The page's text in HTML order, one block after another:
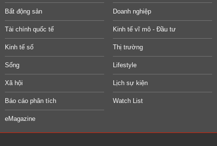
Bất động sản Doanh nghiệp
Tài chính quốc tế Kinh tế vĩ mô - Đầu tư
Kinh tế số Thị trường
Sống Lifestyle
Xã hội Lịch sự kiện
Báo cáo phân tích Watch List
eMagazine